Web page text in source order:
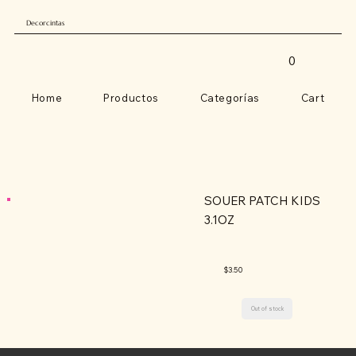
Decorcintas
Home Productos Categorías Cart
0
Out of stock
SOUER PATCH KIDS
3.1OZ
$3.50